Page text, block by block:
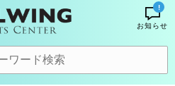
!
お知らせ